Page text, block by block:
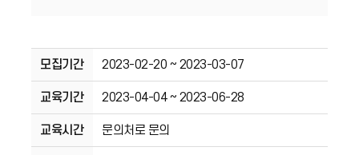
모집기간 2023-02-20 ~ 2023-03-07
교육기간 2023-04-04 ~ 2023-06-28
교육시간 문의처로 문의